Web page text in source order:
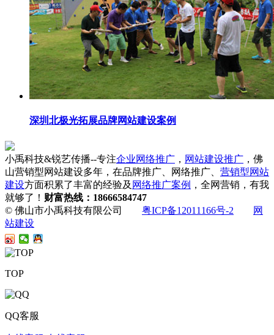
深圳北极光拓展品牌网站建设案例
小禹科技&锐艺传播--专注企业网络推广 ， 网站建设推广 ，佛
山营销型网站建设多年，在品牌推广、网络推广、 营销型网站
建设方面积累了丰富的经验及 网络推广案例 ，全网营销，有我
就够了！ 财富热线：18666584747
© 佛山市小禹科技有限公司 粤ICP备12011166号-2
网
站建设
TOP
QQ客服